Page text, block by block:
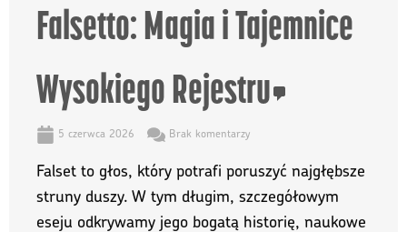
Falsetto: Magia i Tajemnice
Wysokiego Rejestru
5 czerwca 2026 Brak komentarzy
Falset to głos, który potrafi poruszyć najgłębsze
struny duszy. W tym długim, szczegółowym
eseju odkrywamy jego bogatą historię, naukowe